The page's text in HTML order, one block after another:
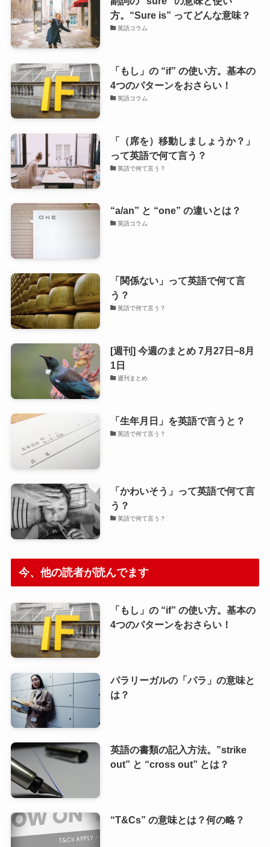
方。“Sure is” ってどんな意味？
英語コラム
「もし」の “if” の使い方。基本の
4つのパターンをおさらい！
英語コラム
「（席を）移動しましょうか？」
って英語で何て言う？
英語で何て言う？
“a/an” と “one” の違いとは？
英語コラム
「関係ない」って英語で何て言
う？
英語で何て言う？
[週刊] 今週のまとめ 7月27日−8月
1日
週刊まとめ
「生年月日」を英語で言うと？
英語で何て言う？
「かわいそう」って英語で何て言
う？
英語で何て言う？
今、他の読者が読んでます
「もし」の “if” の使い方。基本の
4つのパターンをおさらい！
パラリーガルの「パラ」の意味と
は？
英語の書類の記入方法。”strike
out” と “cross out” とは？
“T&Cs” の意味とは？何の略？